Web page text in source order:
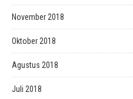
November 2018
Oktober 2018
Agustus 2018
Juli 2018